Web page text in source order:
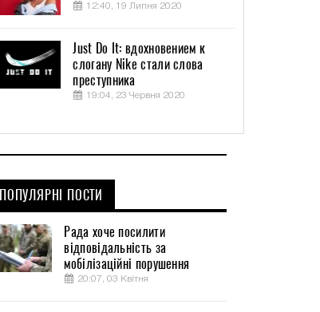
12:40, 19 Липня 2020
Just Do It: вдохновением к
слогану Nike стали слова
преступника
19:04, 23 Червня 2020
ПОПУЛЯРНІ ПОСТИ
Рада хоче посилити
відповідальність за
мобілізаційні порушення
20:07, 03 Квітня